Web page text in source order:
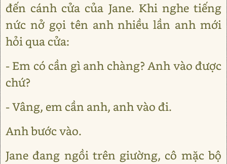
đến cánh cửa của Jane. Khi nghe tiếng
nức nở gọi tên anh nhiều lần anh mới
hỏi qua cửa:
- Em có cần gì anh chàng? Anh vào được
chứ?
- Vâng, em cần anh, anh vào đi.
Anh bước vào.
Jane đang ngồi trên giường, cô mặc bộ